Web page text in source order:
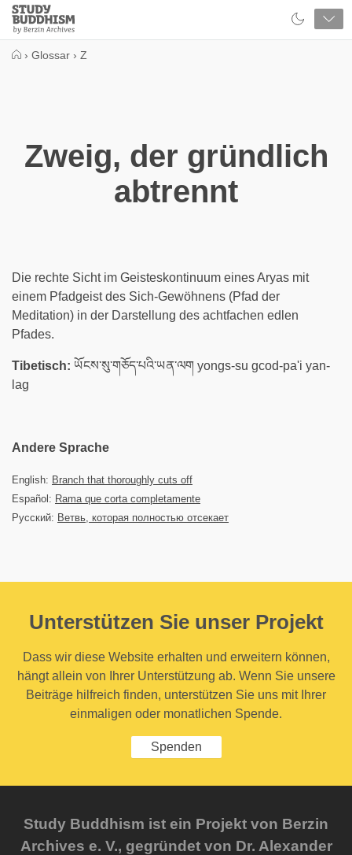
Close
Study
Buddhism
› Glossar › Z
Zweig, der gründlich
abtrennt
Die rechte Sicht im Geisteskontinuum eines Aryas mit
einem Pfadgeist des Sich-Gewöhnens (Pfad der
Meditation) in der Darstellung des achtfachen edlen
Pfades.
Tibetisch: ཡོངས་སུ་གཅོད་པའི་ཡན་ལག yongs-su gcod-pa'i yan-
lag
Andere Sprache
English: Branch that thoroughly cuts off
Español: Rama que corta completamente
Русский: Ветвь, которая полностью отсекает
Unterstützen Sie unser Projekt
Dass wir diese Website erhalten und erweitern können,
hängt allein von Ihrer Unterstützung ab. Wenn Sie unsere
Beiträge hilfreich finden, unterstützen Sie uns mit Ihrer
einmaligen oder monatlichen Spende.
Spenden
Study Buddhism ist ein Projekt von Berzin
Archives e. V., gegründet von Dr. Alexander